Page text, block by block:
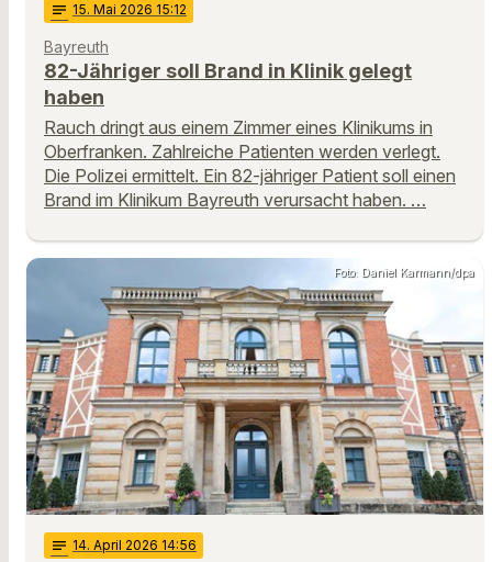
notes 15. Mai 2026 15:12
Bayreuth
82-Jähriger soll Brand in Klinik gelegt
haben
Rauch dringt aus einem Zimmer eines Klinikums in
Oberfranken. Zahlreiche Patienten werden verlegt.
Die Polizei ermittelt. Ein 82-jähriger Patient soll einen
Brand im Klinikum Bayreuth verursacht haben. …
Foto: Daniel Karmann/dpa
notes 14. April 2026 14:56